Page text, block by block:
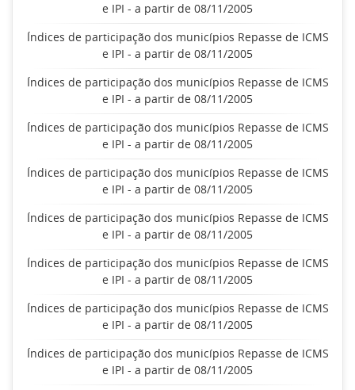
e IPI - a partir de 08/11/2005
Índices de participação dos municípios Repasse de ICMS
e IPI - a partir de 08/11/2005
Índices de participação dos municípios Repasse de ICMS
e IPI - a partir de 08/11/2005
Índices de participação dos municípios Repasse de ICMS
e IPI - a partir de 08/11/2005
Índices de participação dos municípios Repasse de ICMS
e IPI - a partir de 08/11/2005
Índices de participação dos municípios Repasse de ICMS
e IPI - a partir de 08/11/2005
Índices de participação dos municípios Repasse de ICMS
e IPI - a partir de 08/11/2005
Índices de participação dos municípios Repasse de ICMS
e IPI - a partir de 08/11/2005
Índices de participação dos municípios Repasse de ICMS
e IPI - a partir de 08/11/2005